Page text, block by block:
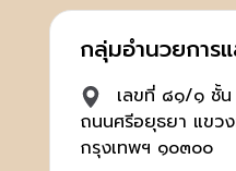
กลุ่มอำนวยการแ
เลขที่ ๘๑/๑ ชั้
ถนนศรีอยุธยา แขว
กรุงเทพฯ ๑๐๓๐๐